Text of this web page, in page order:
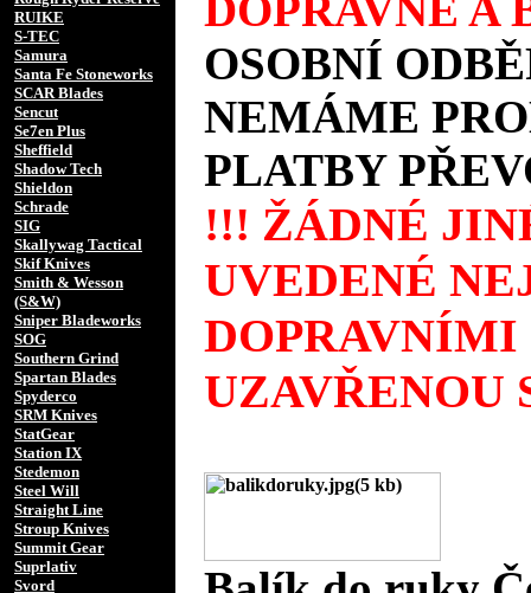
RUIKE
S-TEC
Samura
Santa Fe Stoneworks
SCAR Blades
Sencut
Se7en Plus
Sheffield
Shadow Tech
Shieldon
Schrade
SIG
Skallywag Tactical
Skif Knives
Smith & Wesson
(S&W)
Sniper Bladeworks
SOG
Southern Grind
Spartan Blades
Spyderco
SRM Knives
StatGear
Station IX
Stedemon
Steel Will
Straight Line
Stroup Knives
Summit Gear
Suprlativ
Svord
OSOBNÍ
NEMÁME
PLATBY
!!! ŽÁDNÉ
UVEDENÉ
UZAVŘENOU